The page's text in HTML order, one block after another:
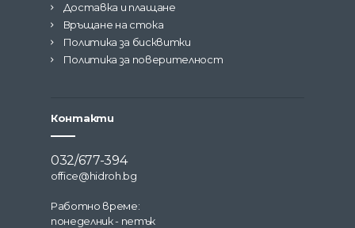
Доставка и плащане
Връщане на стока
Политика за бисквитки
Политика за поверителност
Контакти
032/677-394
office@hidroh.bg
Работно време:
понеделник - петък